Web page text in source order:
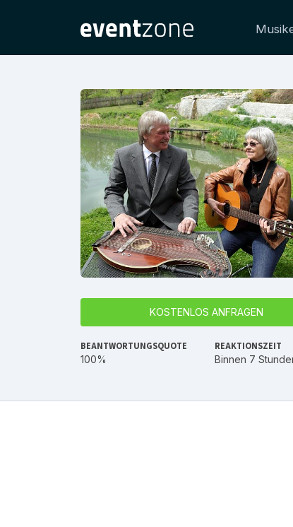
KOSTENLOS ANFRAGEN
BEANTWORTUNGSQUOTE
100%
REAKTIONSZEIT
Binnen 7